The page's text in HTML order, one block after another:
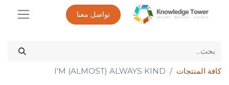
تواصل معنا
كافة المنتجات I'M (ALMOST) ALWAYS KIND